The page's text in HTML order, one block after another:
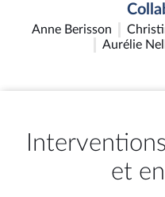
Anne Berisson
Aurélie
et